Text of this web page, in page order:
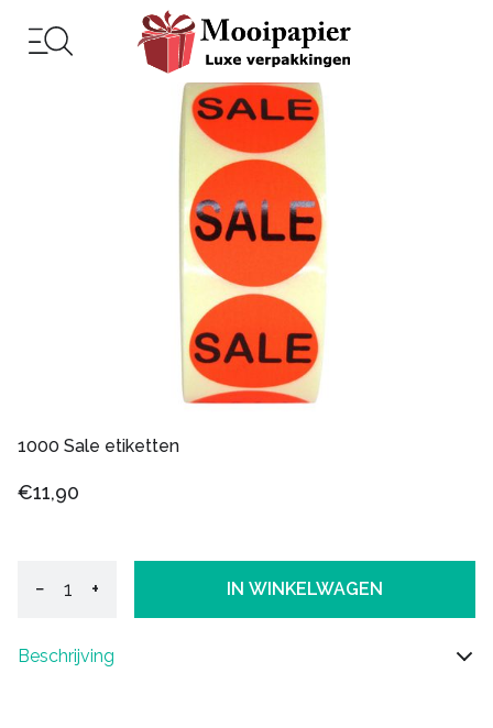
1000 Sale etiketten
€11,90
− + IN WINKELWAGEN
Beschrijving